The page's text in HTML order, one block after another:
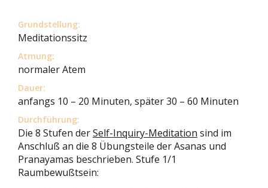
Grundstellung:
Meditationssitz
Atmung:
normaler Atem
Dauer:
anfangs 10 – 20 Minuten, später 30 – 60 Minuten
Durchführung:
Die 8 Stufen derSelf-Inquiry-Meditation sind im
Anschluß an die 8 Übungsteile der Asanas und
Pranayamas beschrieben. Stufe 1/1
Raumbewußtsein: